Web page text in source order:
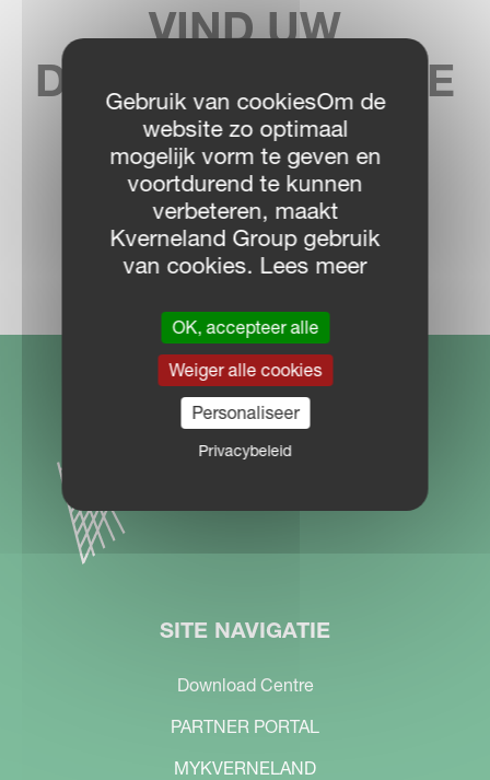
VIND UW
DICHTSTBIJZIJNDE
DEALER
DEALER LOCATOR
SITE NAVIGATIE
Download Centre
PARTNER PORTAL
MYKVERNELAND
Gebruik van cookiesOm de
website zo optimaal
mogelijk vorm te geven en
voortdurend te kunnen
verbeteren, maakt
Kverneland Group gebruik
van cookies. Lees meer
OK, accepteer alle
Weiger alle cookies
Personaliseer
Privacybeleid